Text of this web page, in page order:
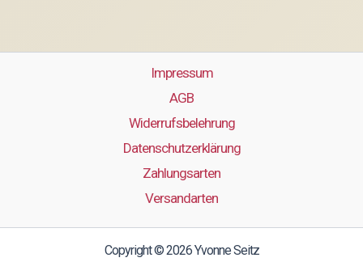
Impressum
AGB
Widerrufsbelehrung
Datenschutzerklärung
Zahlungsarten
Versandarten
Copyright © 2026 Yvonne Seitz